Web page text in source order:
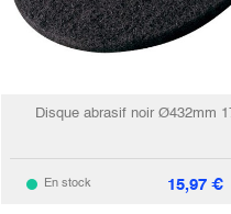
Disque abrasif noir Ø432mm
En stock 15,97 €